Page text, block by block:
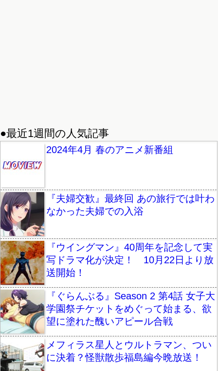
●最近1週間の人気記事
2024年4月 春のアニメ新番組
『夫婦交歓』最終回 あの旅行では叶わ
なかった夫婦での入浴
『ウイングマン』40周年を記念して実
写ドラマ化が決定！ 10月22日より放
送開始！
『ぐらんぶる』Season 2 第4話 女子大
学園祭チケットをめぐって始まる、欲
望に塗れた醜いアピール合戦
メフィラス星人とウルトラマン、つい
に決着？怪獣散歩福島編今晩放送！